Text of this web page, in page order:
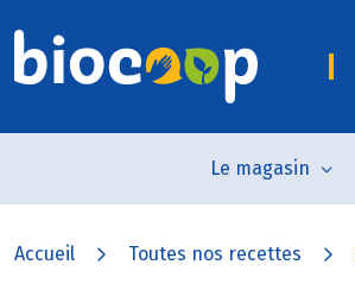
Le magasin
Accueil Toutes nos recettes